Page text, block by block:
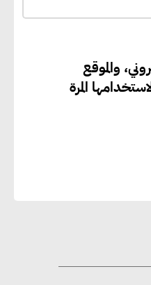
والموقع
المرة
جوجل تعلن إضافة 12 جيجاوات
وتجنب انبعاث